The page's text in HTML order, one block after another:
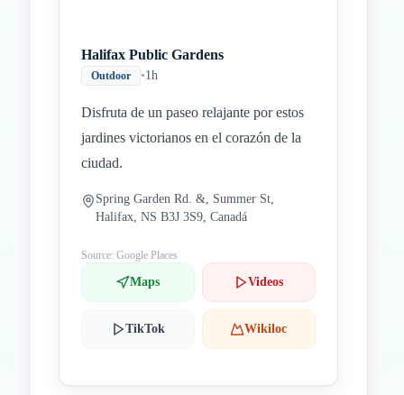
Halifax Public Gardens
Outdoor •1h
Disfruta de un paseo relajante por estos
jardines victorianos en el corazón de la
ciudad.
Spring Garden Rd. &, Summer St,
Halifax, NS B3J 3S9, Canadá
Source: Google Places
Maps Videos
TikTok Wikiloc